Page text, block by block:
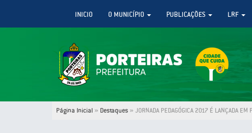
INICIO O MUNICÍPIO PUBLICAÇÕES LRF
Página Inicial » Destaques » JORNADA PEDAGÓGICA 2017 É LANÇADA EM